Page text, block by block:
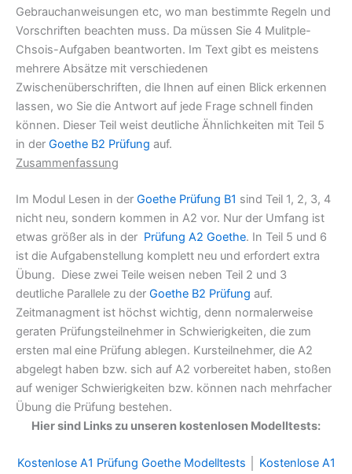
Gebrauchanweisungen etc, wo man bestimmte Regeln und
Vorschriften beachten muss. Da müssen Sie 4 Mulitple-
Chsois-Aufgaben beantworten. Im Text gibt es meistens
mehrere Absätze mit verschiedenen
Zwischenüberschriften, die Ihnen auf einen Blick erkennen
lassen, wo Sie die Antwort auf jede Frage schnell finden
können. Dieser Teil weist deutliche Ähnlichkeiten mit Teil 5
in der Goethe B2 Prüfung auf.
Zusammenfassung
Im Modul Lesen in der Goethe Prüfung B1 sind Teil 1, 2, 3, 4
nicht neu, sondern kommen in A2 vor. Nur der Umfang ist
etwas größer als in der Prüfung A2 Goethe. In Teil 5 und 6
ist die Aufgabenstellung komplett neu und erfordert extra
Übung. Diese zwei Teile weisen neben Teil 2 und 3
deutliche Parallele zu der Goethe B2 Prüfung auf.
Zeitmanagment ist höchst wichtig, denn normalerweise
geraten Prüfungsteilnehmer in Schwierigkeiten, die zum
ersten mal eine Prüfung ablegen. Kursteilnehmer, die A2
abgelegt haben bzw. sich auf A2 vorbereitet haben, stoßen
auf weniger Schwierigkeiten bzw. können nach mehrfacher
Übung die Prüfung bestehen.
Hier sind Links zu unseren kostenlosen Modelltests:
Kostenlose A1 Prüfung Goethe Modelltests
Kostenlose A1